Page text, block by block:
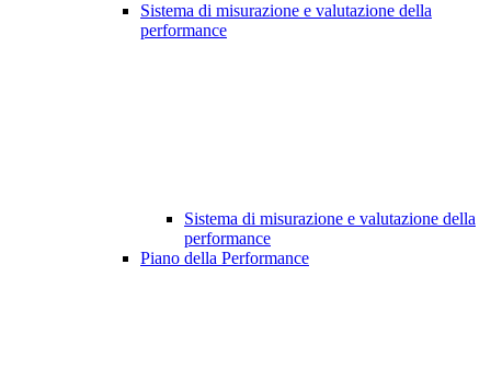
Sistema di misurazione e valutazione della
performance
Sistema di misurazione e valutazione della
performance
Piano della Performance